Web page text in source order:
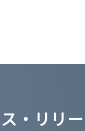
ス ・ リ リ ー